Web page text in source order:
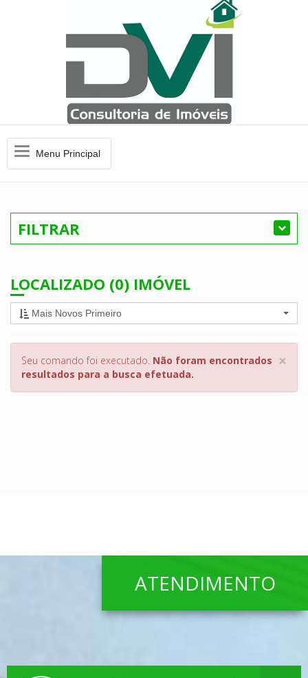
MenuMenu Principal
FILTRAR
LOCALIZADO (0) IMÓVEL
Mais Novos Primeiro
×
Seu comando foi executado. Não foram encontrados
resultados para a busca efetuada.
ATENDIMENTO